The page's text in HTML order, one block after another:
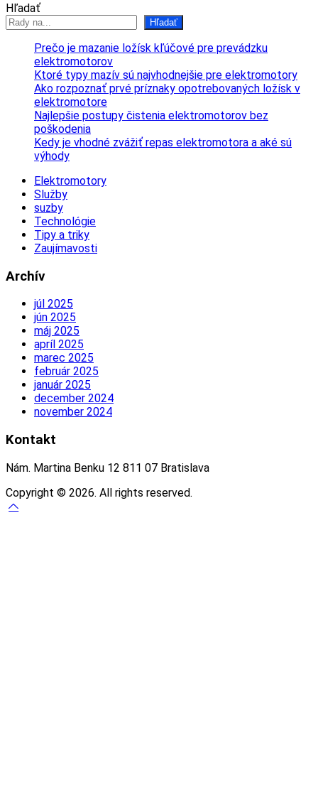
Hľadať
Hľadať
Prečo je mazanie ložísk kľúčové pre prevádzku
elektromotorov
Ktoré typy mazív sú najvhodnejšie pre elektromotory
Ako rozpoznať prvé príznaky opotrebovaných ložísk v
elektromotore
Najlepšie postupy čistenia elektromotorov bez
poškodenia
Kedy je vhodné zvážiť repas elektromotora a aké sú
výhody
Elektromotory
Služby
suzby
Technológie
Tipy a triky
Zaujímavosti
Archív
júl 2025
jún 2025
máj 2025
apríl 2025
marec 2025
február 2025
január 2025
december 2024
november 2024
Kontakt
Nám. Martina Benku 12 811 07 Bratislava
Copyright © 2026. All rights reserved.